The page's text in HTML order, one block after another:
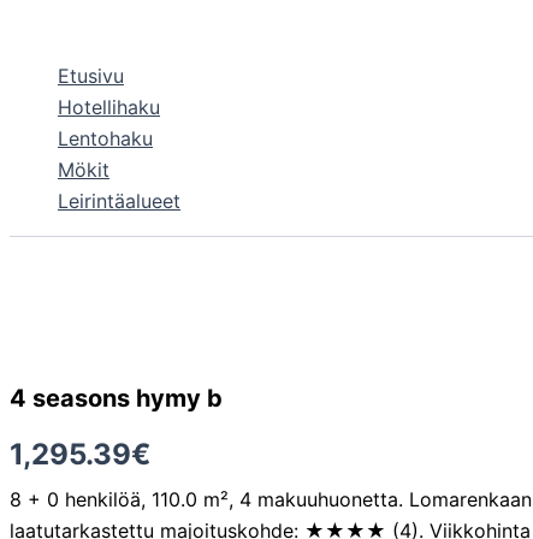
Etusivu
Hotellihaku
Lentohaku
Mökit
Leirintäalueet
4 seasons hymy b
1,295.39€
8 + 0 henkilöä, 110.0 m², 4 makuuhuonetta. Lomarenkaan
laatutarkastettu majoituskohde: ★★★★ (4). Viikkohinta